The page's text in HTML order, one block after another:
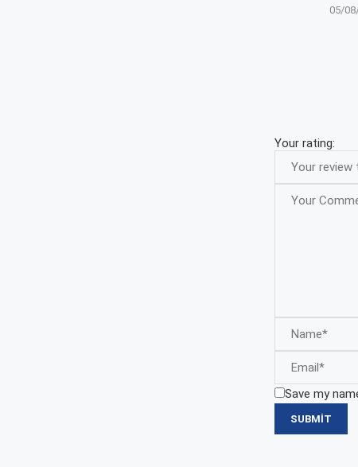
05/
Your rating:
Save my